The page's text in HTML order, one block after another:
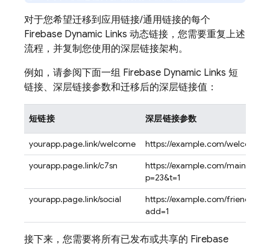
对于您希望迁移到应用链接/通用链接的每个
Firebase Dynamic Links 动态链接，您需要重复上述
流程，并复制您使用的深层链接架构。
例如，请参阅下面一组 Firebase Dynamic Links 短
链接、深层链接参数和迁移后的深层链接值：
短链接 深层链接参数
yourapp.page.link/welcome
https://example.com/welcome
yourapp.page.link/c7sn
https://example.com/main/?
p=23&t=1
yourapp.page.link/social
https://example.com/
add=1
接下来，您需要将所有已发布或共享的 Firebase